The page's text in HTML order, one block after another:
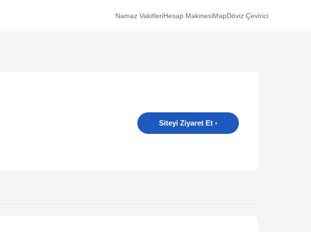
Namaz VakitleriHesap MakinesiMapDöviz Çevirici
Siteyi Ziyaret Et ›